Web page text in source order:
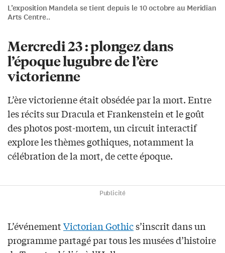
L’exposition Mandela se tient depuis le 10 octobre au Meridian
Arts Centre..
Mercredi 23 : plongez dans
l’époque lugubre de l’ère
victorienne
L’ère victorienne était obsédée par la mort. Entre
les récits sur Dracula et Frankenstein et le goût
des photos post-mortem, un circuit interactif
explore les thèmes gothiques, notamment la
célébration de la mort, de cette époque.
Publicité
L’événementVictorian Gothics’inscrit dans un
programme partagé par tous les musées d’histoire